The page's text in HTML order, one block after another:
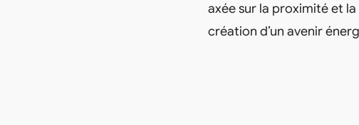
axée sur la proximité et la
création d’un avenir